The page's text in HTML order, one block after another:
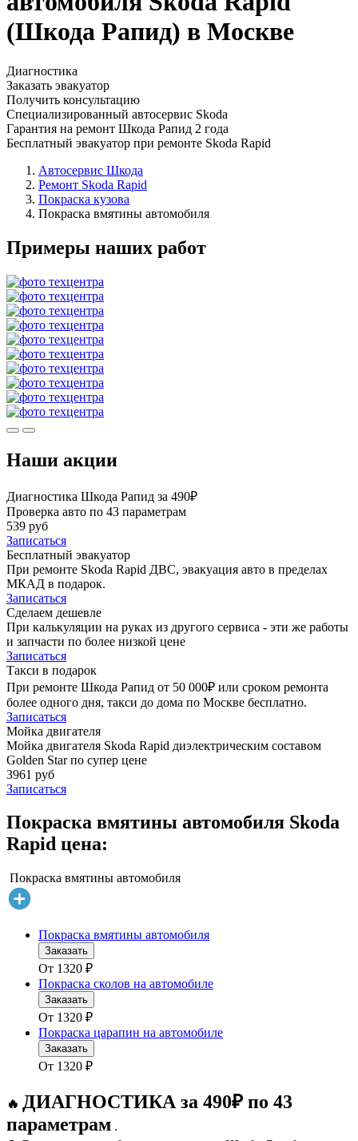
(Шкода Рапид) в Москве
Диагностика
Заказать эвакуатор
Получить консультацию
Специализированный автосервис Skoda
Гарантия на ремонт Шкода Рапид 2 года
Бесплатный эвакуатор при ремонте Skoda Rapid
Автосервис Шкода
Ремонт Skoda Rapid
Покраска кузова
Покраска вмятины автомобиля
Примеры наших работ
Наши акции
Диагностика Шкода Рапид за 490₽
Проверка авто по 43 параметрам
539 руб
Записаться
Бесплатный эвакуатор
При ремонте Skoda Rapid ДВС, эвакуация авто в пределах
МКАД в подарок.
Записаться
Сделаем дешевле
При калькуляции на руках из другого сервиса - эти же работы
и запчасти по более низкой цене
Записаться
Такси в подарок
При ремонте Шкода Рапид от 50 000₽ или сроком ремонта
более одного дня, такси до дома по Москве бесплатно.
Записаться
Мойка двигателя
Мойка двигателя Skoda Rapid диэлектрическим составом
Golden Star по супер цене
3961 руб
Записаться
Покраска вмятины автомобиля Skoda
Rapid цена:
Покраска вмятины автомобиля
Покраска вмятины автомобиля
Заказать
От 1320 ₽
Покраска сколов на автомобиле
Заказать
От 1320 ₽
Покраска царапин на автомобиле
Заказать
От 1320 ₽
🔥 ДИАГНОСТИКА за 490₽ по 43
параметрам .